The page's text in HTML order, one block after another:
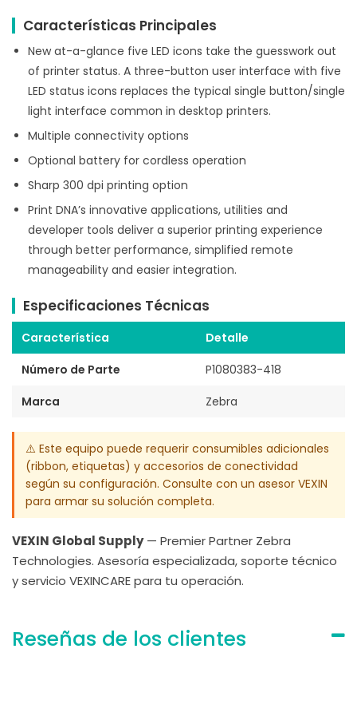
Características Principales
New at-a-glance five LED icons take the guesswork out
of printer status. A three-button user interface with five
LED status icons replaces the typical single button/single
light interface common in desktop printers.
Multiple connectivity options
Optional battery for cordless operation
Sharp 300 dpi printing option
Print DNA’s innovative applications, utilities and
developer tools deliver a superior printing experience
through better performance, simplified remote
manageability and easier integration.
Especificaciones Técnicas
Característica
Detalle
Número de Parte
P1080383-418
Marca
Zebra
⚠️ Este equipo puede requerir consumibles adicionales
(ribbon, etiquetas) y accesorios de conectividad
según su configuración. Consulte con un asesor VEXIN
para armar su solución completa.
VEXIN Global Supply— Premier Partner Zebra
Technologies. Asesoría especializada, soporte técnico
y servicio VEXINCARE para tu operación.
Reseñas de los clientes